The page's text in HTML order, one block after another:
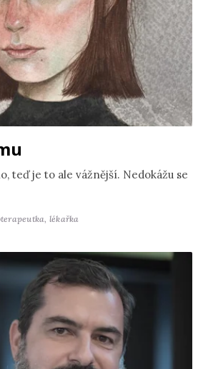
teď je to ale vážnější. Nedokážu se
lékařka